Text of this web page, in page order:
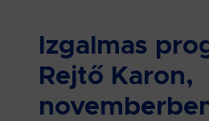
Izgalmas
Rejtő Karon,